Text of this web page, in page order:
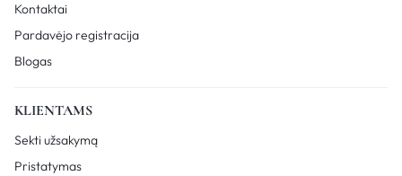
Kontaktai
Pardavėjo registracija
Blogas
KLIENTAMS
Sekti užsakymą
Pristatymas